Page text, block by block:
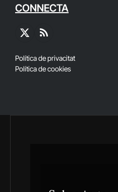
CONNECTA
X
RSS
Política de privacitat
Política de cookies